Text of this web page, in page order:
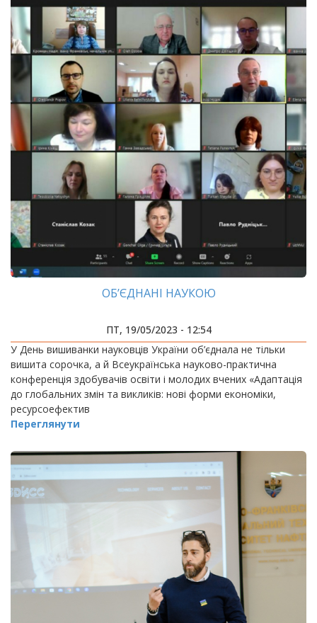
ОБ’ЄДНАНІ НАУКОЮ
ПТ, 19/05/2023 - 12:54
У День вишиванки науковців України об’єднала не тільки
вишита сорочка, а й Всеукраїнська науково-практична
конференція здобувачів освіти і молодих вчених «Адаптація
до глобальних змін та викликів: нові форми економіки,
ресурсоефектив
Переглянути